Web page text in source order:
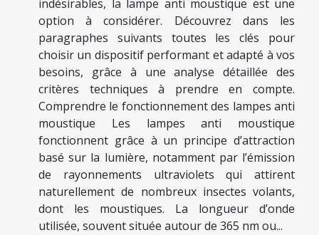
indésirables, la lampe anti moustique est une
option à considérer. Découvrez dans les
paragraphes suivants toutes les clés pour
choisir un dispositif performant et adapté à vos
besoins, grâce à une analyse détaillée des
critères techniques à prendre en compte.
Comprendre le fonctionnement des lampes anti
moustique Les lampes anti moustique
fonctionnent grâce à un principe d’attraction
basé sur la lumière, notamment par l’émission
de rayonnements ultraviolets qui attirent
naturellement de nombreux insectes volants,
dont les moustiques. La longueur d’onde
utilisée, souvent située autour de 365 nm ou...